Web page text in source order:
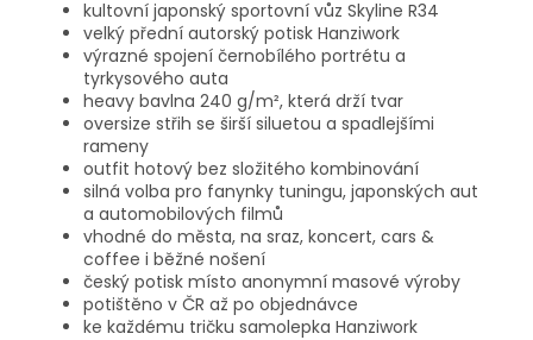
kultovní japonský sportovní vůz Skyline R34
velký přední autorský potisk Hanziwork
výrazné spojení černobílého portrétu a
tyrkysového auta
heavy bavlna 240 g/m², která drží tvar
oversize střih se širší siluetou a spadlejšími
rameny
outfit hotový bez složitého kombinování
silná volba pro fanynky tuningu, japonských aut
a automobilových filmů
vhodné do města, na sraz, koncert, cars &
coffee i běžné nošení
český potisk místo anonymní masové výroby
potištěno v ČR až po objednávce
ke každému tričku samolepka Hanziwork